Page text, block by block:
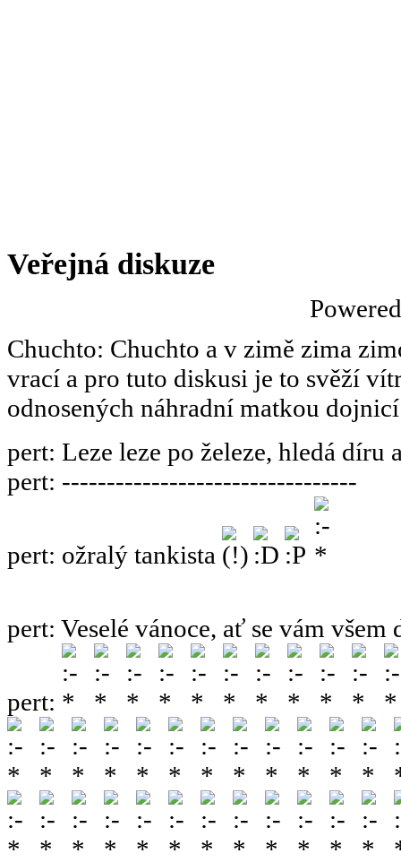
Veřejná diskuze
Chuchto: Chuchto a v zimě zima
vrací a pro tuto diskusi je to svěží
odnosených náhradní matkou
pert: Leze leze po železe, hledá díru
pert: ---------------------------------
pert: ožralý tankista
pert: Veselé vánoce, ať se vám všem
pert: